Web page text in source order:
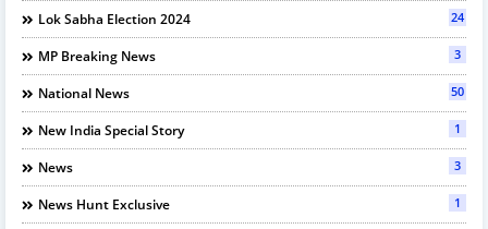
Lok Sabha Election 2024 24
MP Breaking News 3
National News 50
New India Special Story 1
News 3
News Hunt Exclusive 1